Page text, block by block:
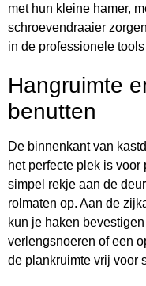
met hun kleine hamer,
schroevendraaier
in de professionele
Hangruimte
benutten
De binnenkant van
het perfecte plek is
simpel rekje aan de
rolmaten op. Aan de
kun je haken
verlengsnoeren of een
de plankruimte vrij voor